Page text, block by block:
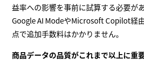
益率への影響を事前に試算する必要が
Google AI ModeやMicrosoft Copilot経
点で追加手数料はかかりません。
商品データの品質がこれまで以上に重